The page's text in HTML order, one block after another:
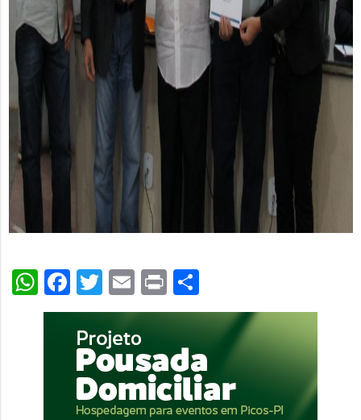
WhatsApp
Facebook
Twitter
Email
PrintShare